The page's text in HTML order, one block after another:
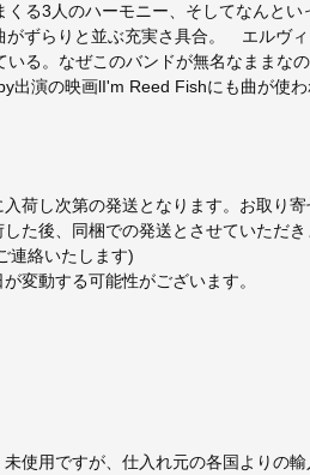
る3人のハーモニー、そしてなんと
ずらりと並ぶ充実さ具合。 エルヴ
る。なぜこのバンドが無名なままな
出演の映画lI'm Reed Fishにも曲が使わ
荷し次第の発送となります。お取り
た後、同梱での発送とさせていただ
連絡いたします)
変動する可能性がございます。
使用ですが、仕入れ元の各国よりの